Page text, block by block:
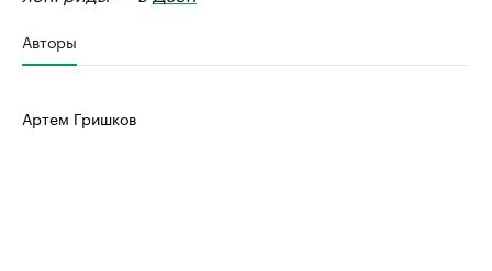
Авторы
Артем Гришков